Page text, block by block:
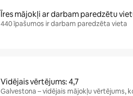
Īres mājokļi ar darbam paredzētu
440 īpašumos ir darbam paredzēta vieta
Vidējais vērtējums: 4,7
Galvestona – vidējais mājokļu vērtējums,